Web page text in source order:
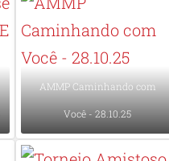
AMMP Caminhando com
Você - 28.10.25